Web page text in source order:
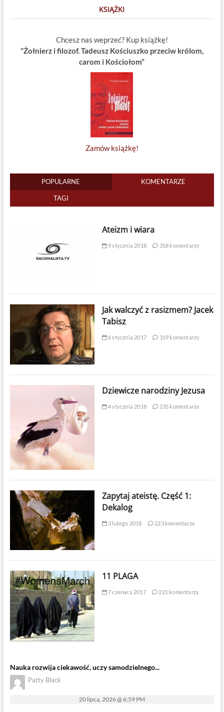
KSIĄŻKI
Chcesz nas weprzeć? Kup książkę!
"Żołnierz i filozof. Tadeusz Kościuszko przeciw królom,
carom i Kościołom”
Zamów książkę!
POPULARNE KOMENTARZE
TAGI
Ateizm i wiara
9 stycznia 2018 358 komentarzy
Jak walczyć z rasizmem? Jacek
Tabisz
6 stycznia 2017 319 komentarzy
Dziewicze narodziny Jezusa
4 stycznia 2018 235 komentarzy
Zapytaj ateistę. Część 1:
Dekalog
3 lutego 2018 223 komentarze
11 PLAGA
7 czerwca 2017 221 komentarzy
Nauka rozwija ciekawość, uczy samodzielnego...
Patty Black
20 lipca, 2026 @ 6:59 PM